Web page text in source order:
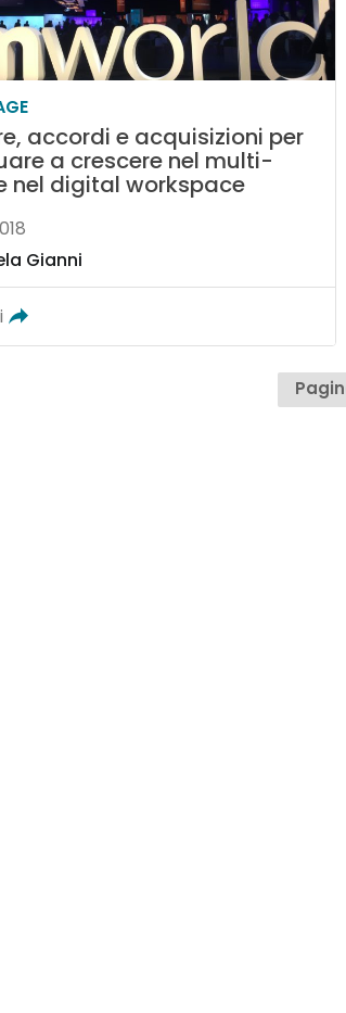
accordi e acquisizioni per
a crescere nel multi-
nel digital workspace
Gianni